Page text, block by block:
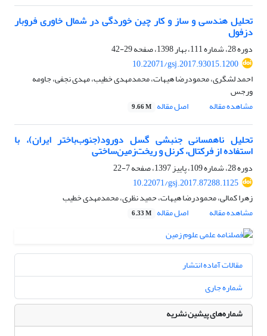
تحلیل هندسی و ساز و کار چین خوردگی در شمال خاوری فروبار
دزفول
دوره 28، شماره 111، بهار 1398، صفحه
29-42
10.22071/gsj.2017.93015.1200
احمد لشگری، محمودرضا هیهات، محمدمهدی خطیب، مهدی نجفی، جاومه
ورجس
مشاهده مقاله
اصل مقاله 9.66 M
تحلیل ناهمسانی جنبشی گسل دورود(جنوب‌باختر ایران)، با
استفاده از فرکتال، کرنل و ریخت‌زمین‌ساختی
دوره 28، شماره 109، پاییز 1397، صفحه
7-22
10.22071/gsj.2017.87288.1125
زهرا کمالی، محمودرضا هیهات، حمید نظری، محمدمهدی خطیب
مشاهده مقاله
اصل مقاله 6.33 M
مقالات آماده انتشار
شماره جاری
شماره‌های پیشین نشریه